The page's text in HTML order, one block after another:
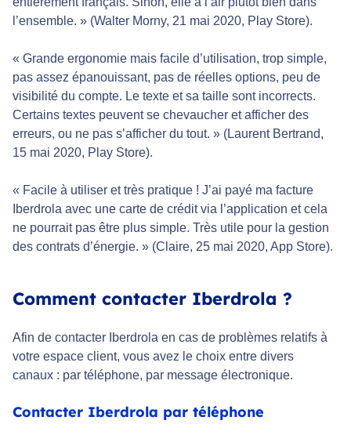
l’ensemble. » (Walter Morny, 21 mai 2020, Play Store).
« Grande ergonomie mais facile d’utilisation, trop simple,
pas assez épanouissant, pas de réelles options, peu de
visibilité du compte. Le texte et sa taille sont incorrects.
Certains textes peuvent se chevaucher et afficher des
erreurs, ou ne pas s’afficher du tout. » (Laurent Bertrand,
15 mai 2020, Play Store).
« Facile à utiliser et très pratique ! J’ai payé ma facture
Iberdrola avec une carte de crédit via l’application et cela
ne pourrait pas être plus simple. Très utile pour la gestion
des contrats d’énergie. » (Claire, 25 mai 2020, App Store).
Comment contacter Iberdrola ?
Afin de contacter Iberdrola en cas de problèmes relatifs à
votre espace client, vous avez le choix entre divers
canaux : par téléphone, par message électronique.
Contacter Iberdrola par téléphone